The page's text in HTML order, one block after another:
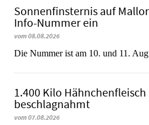
Sonnenfinsternis auf
Info-Nummer ein
vom 08.08.2026
Die Nummer ist am 10. und 11.
1.400 Kilo
beschlagnahmt
vom 07.08.2026